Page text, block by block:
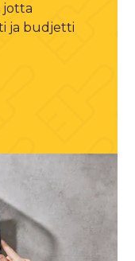
jotta
ja budjetti